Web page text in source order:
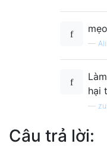
—
hại
Câu trả lời: